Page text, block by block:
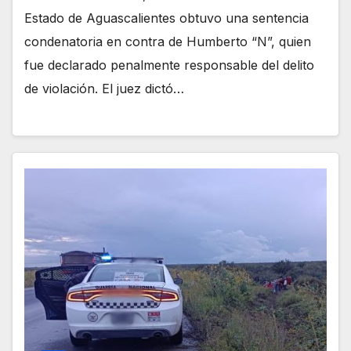
Estado de Aguascalientes obtuvo una sentencia
condenatoria en contra de Humberto “N”, quien
fue declarado penalmente responsable del delito
de violación. El juez dictó…